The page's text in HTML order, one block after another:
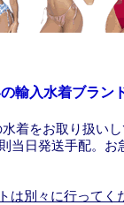
輸入水着ブラン
着をお取り扱い
当日発送手配。
は別々に行ってく